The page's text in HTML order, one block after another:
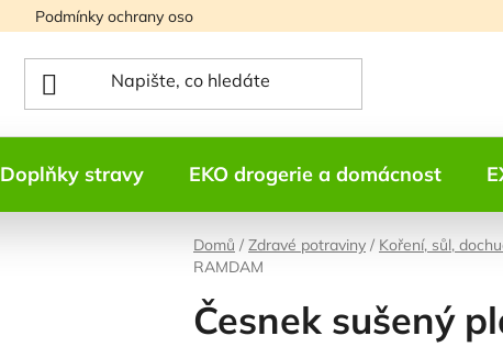
Podmínky ochrany osobních údajů
Doplňky stravy EKO drogerie a domácnost
Domů / Zdravé potraviny / Koření, sůl,
RAMDAM
Česnek sušený